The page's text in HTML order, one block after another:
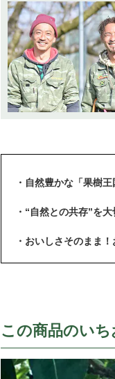
・自然豊かな「果樹
・“自然との共存”を
・おいしさそのまま
この商品のい